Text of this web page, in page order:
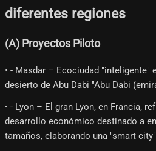
diferentes regiones
(A) Proyectos Piloto
• - Masdar – Ecociudad "inteligente"
desierto de Abu Dabi "Abu Dabi
• - Lyon – El gran Lyon, en Francia,
desarrollo económico destinado a
tamaños, elaborando una "smart